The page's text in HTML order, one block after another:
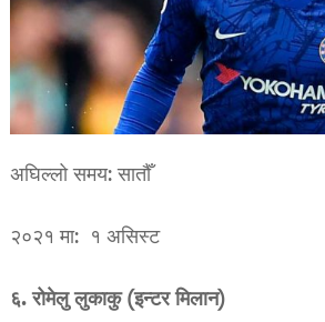
अघिल्लो समय: सातौँ
२०२१ मा: १ असिस्ट
६. रोमेलु लुकाकु (इन्टर मिलान)